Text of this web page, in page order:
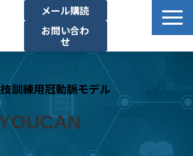
メール購読
お問い合わ
せ
事業内容
品・サービス一覧
ロジェクト・実績
拠点一覧
訓練用冠動脈モデル